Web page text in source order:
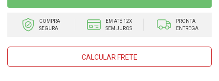
COMPRA
SEGURA
EM ATÉ 12X
SEM JUROS
PRONTA
ENTREGA
CALCULAR FRETE